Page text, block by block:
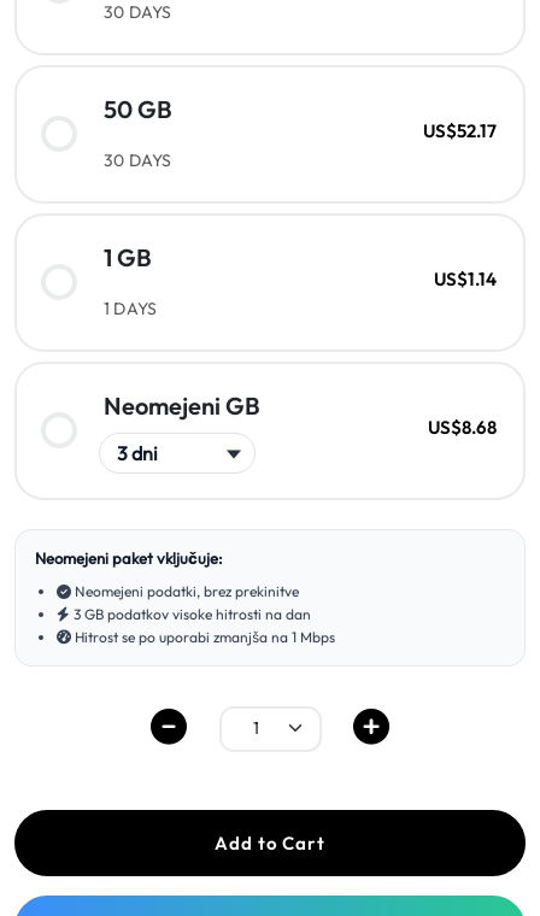
30 DAYS
50 GB
30 DAYS
US$52.17
1 GB
1 DAYS
US$1.14
Neomejeni GB
US$8.68
Neomejeni paket vključuje:
Neomejeni podatki, brez prekinitve
3 GB podatkov visoke hitrosti na dan
Hitrost se po uporabi zmanjša na 1 Mbps
Add to Cart